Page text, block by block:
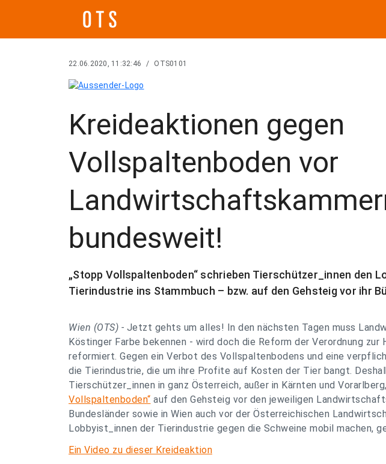
22.06.2020, 11:32:46 / OTS0101
Kreideaktionen gegen
Vollspaltenboden vor
bundesweit!
„Stopp Vollspaltenboden“ schrieben Tierschützer_innen den
Tierindustrie ins Stammbuch – bzw. auf den Gehsteig vor ihr
Wien (OTS) - Jetzt gehts um alles! In den nächsten Tagen muss
Köstinger Farbe bekennen - wird doch die Reform der Verordnung zur
reformiert. Gegen ein Verbot des Vollspaltenbodens und eine
die Tierindustrie, die um ihre Profite auf Kosten der Tier bangt.
Tierschützer_innen in ganz Österreich, außer in Kärnten und
Vollspaltenboden“ auf den Gehsteig vor den jeweiligen
Bundesländer sowie in Wien auch vor der Österreichischen
Lobbyist_innen der Tierindustrie gegen die Schweine mobil machen,
Ein Video zu dieser Kreideaktion